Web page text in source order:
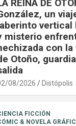
REINA DE
un
vertical
misterio
con
Otoño,
08/2026 Distópolis
FICCIÓN
& NOVELA